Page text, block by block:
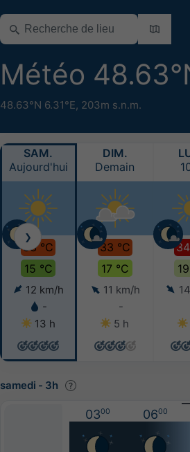
Météo
48.63°N 6.31°E, 203m s.n.m.
SAM.
Aujourd'hui
33 °C
15 °C
12 km/h
-
13 h
DIM.
Demain
33 °C
17 °C
11 km/h
-
5 h
❯
samedi - 3h
0300 0600